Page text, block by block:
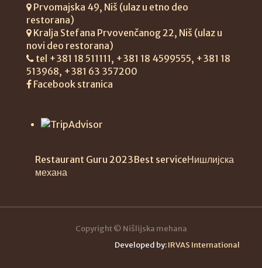
Prvomajska 49, Niš (ulaz u etno deo
restorana)
Kralja Stefana Prvovenčanog 22, Niš (ulaz u
novi deo restorana)
tel +381 18 511111, +381 18 4599555, +381 18
513968, +381 63 357200
Facebook stranica
Restaurant Guru 2023Best serviceНишлијска
механа
Copyright © Nišlijska mehana
Developed by:IRVAS International